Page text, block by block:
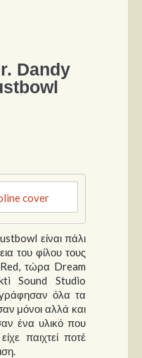
Dandy
είναι πάλι
του φίλου τους
τώρα Dream
Sound Studio
όλα τα
μόνοι αλλά και
ένα υλικό που
παιχτεί ποτέ